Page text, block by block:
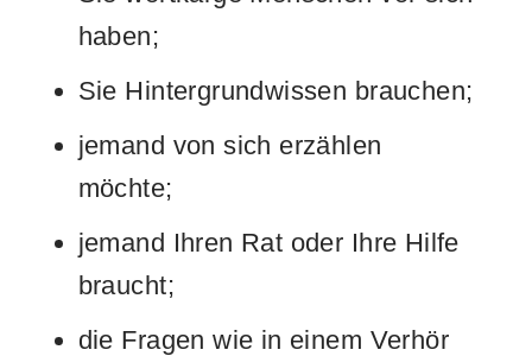
haben;
Sie Hintergrundwissen brauchen;
jemand von sich erzählen
möchte;
jemand Ihren Rat oder Ihre Hilfe
braucht;
die Fragen wie in einem Verhör